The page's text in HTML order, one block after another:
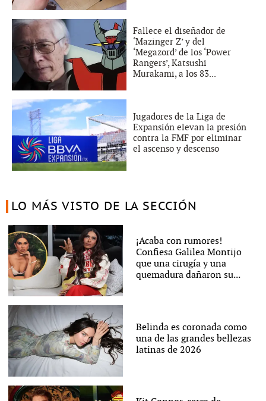
Fallece el diseñador de
‘Mazinger Z’ y del
‘Megazord’ de los ‘Power
Rangers’, Katsushi
Murakami, a los 83...
Jugadores de la Liga de
Expansión elevan la presión
contra la FMF por eliminar
el ascenso y descenso
LO MÁS VISTO DE LA SECCIÓN
¡Acaba con rumores!
Confiesa Galilea Montijo
que una cirugía y una
quemadura dañaron su...
Belinda es coronada como
una de las grandes bellezas
latinas de 2026